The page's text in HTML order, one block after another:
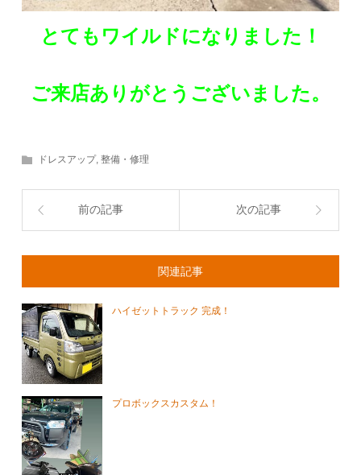
とてもワイルドになりました！
ご来店ありがとうございました。
ドレスアップ,整備・修理
前の記事 次の記事
関連記事
ハイゼットトラック 完成！
プロボックスカスタム！